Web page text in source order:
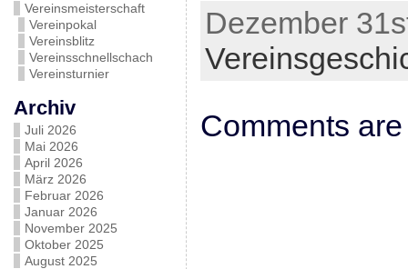
Vereinsmeisterschaft
Vereinpokal
Vereinsblitz
Vereinsschnellschach
Vereinsturnier
Archiv
Juli 2026
Mai 2026
April 2026
März 2026
Februar 2026
Januar 2026
November 2025
Oktober 2025
August 2025
Dezember
Comments